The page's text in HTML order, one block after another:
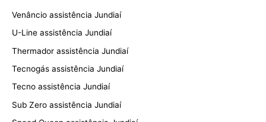
Venâncio assistência Jundiaí
U-Line assistência Jundiaí
Thermador assistência Jundiaí
Tecnogás assistência Jundiaí
Tecno assistência Jundiaí
Sub Zero assistência Jundiaí